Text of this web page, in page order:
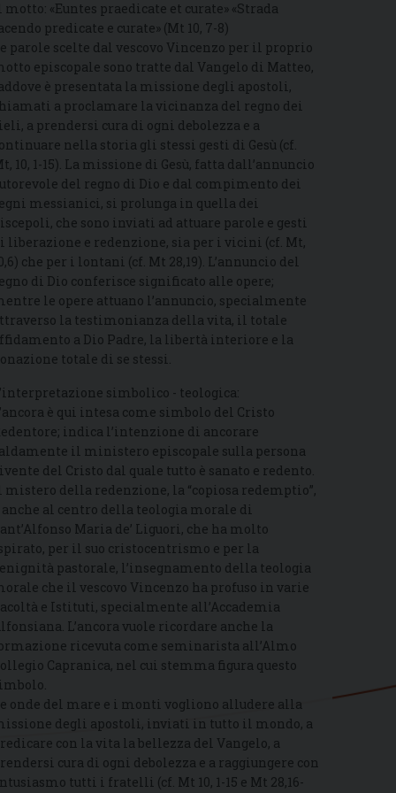
motto: «Euntes praedicate et curate» «Strada
predicate e curate» (Mt 10, 7-8)
parole scelte dal vescovo Vincenzo per il proprio
episcopale sono tratte dal Vangelo di Matteo,
è presentata la missione degli apostoli,
a proclamare la vicinanza del regno dei
a prendersi cura di ogni debolezza e a
nella storia gli stessi gesti di Gesù (cf.
10, 1-15). La missione di Gesù, fatta dall’annuncio
del regno di Dio e dal compimento dei
messianici, si prolunga in quella dei
che sono inviati ad attuare parole e gesti
liberazione e redenzione, sia per i vicini (cf. Mt,
che per i lontani (cf. Mt 28,19). L’annuncio del
di Dio conferisce significato alle opere;
le opere attuano l’annuncio, specialmente
la testimonianza della vita, il totale
a Dio Padre, la libertà interiore e la
totale di se stessi.
simbolico - teologica:
è qui intesa come simbolo del Cristo
indica l’intenzione di ancorare
il ministero episcopale sulla persona
del Cristo dal quale tutto è sanato e redento.
mistero della redenzione, la “copiosa redemptio”,
anche al centro della teologia morale di
Maria de’ Liguori, che ha molto
per il suo cristocentrismo e per la
pastorale, l’insegnamento della teologia
che il vescovo Vincenzo ha profuso in varie
e Istituti, specialmente all’Accademia
L’ancora vuole ricordare anche la
ricevuta come seminarista all’Almo
Capranica, nel cui stemma figura questo
onde del mare e i monti vogliono alludere alla
degli apostoli, inviati in tutto il mondo, a
con la vita la bellezza del Vangelo, a
cura di ogni debolezza e a raggiungere con
tutti i fratelli (cf. Mt 10, 1-15 e Mt 28,16-